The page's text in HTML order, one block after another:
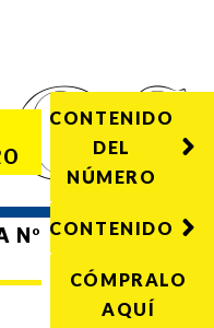
Nº
CONTENIDO
DEL
NÚMERO
CONTENIDO
CÓMPRALO
AQUÍ